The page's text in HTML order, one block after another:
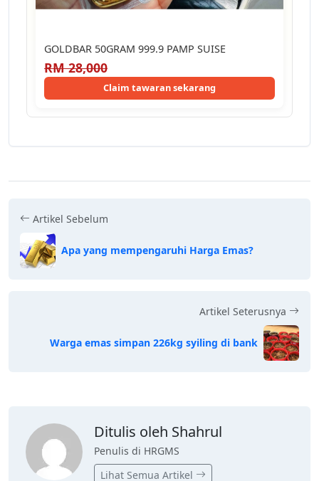
GOLDBAR 50GRAM 999.9 PAMP SUISE
RM 28,000
Claim tawaran sekarang
Artikel Sebelum
Apa yang mempengaruhi Harga Emas?
Artikel Seterusnya
Warga emas simpan 226kg syiling di bank
Ditulis oleh Shahrul
Penulis di HRGMS
Lihat Semua Artikel